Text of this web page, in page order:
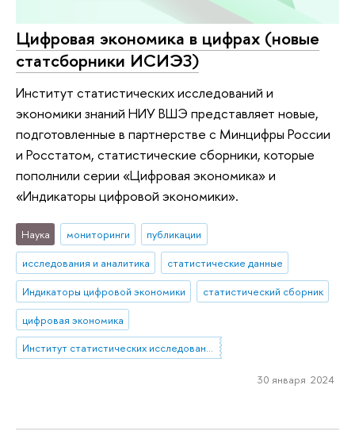
Цифровая экономика в цифрах (новые
статсборники ИСИЭЗ)
Институт статистических исследований и
экономики знаний НИУ ВШЭ представляет новые,
подготовленные в партнерстве с Минцифры России
и Росстатом, статистические сборники, которые
пополнили серии «Цифровая экономика» и
«Индикаторы цифровой экономики».
Наука мониторинги
публикации
исследования и аналитика
статистические данные
Индикаторы цифровой экономики
статистический сборник
цифровая экономика
Институт статистических исследований и экономики знаний
30 января 2024